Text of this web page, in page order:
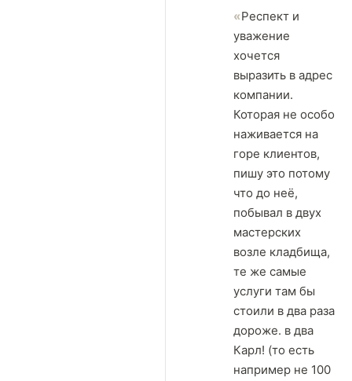
Респект и
уважение
хочется
выразить в адрес
компании.
Которая не особо
наживается на
горе клиентов,
пишу это потому
что до неё,
побывал в двух
мастерских
возле кладбища,
те же самые
услуги там бы
стоили в два раза
дороже. в два
Карл! (то есть
например не 100